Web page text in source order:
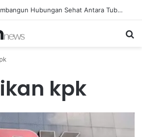
Diet Fleksibel Membangun Hubungan Sehat Antara Tubuh dan Makanan Sehari-hari
kpk